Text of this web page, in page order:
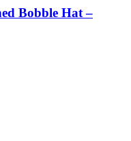
Bobble Hat –